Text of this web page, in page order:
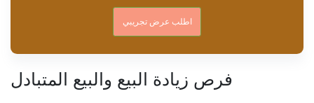
اطلب عرض تجريبي
فرص زيادة البيع والبيع المتبادل